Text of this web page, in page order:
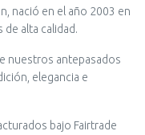
nació en el año 2003 en
alta calidad.
nuestros antepasados
elegancia e
bajo Fairtrade